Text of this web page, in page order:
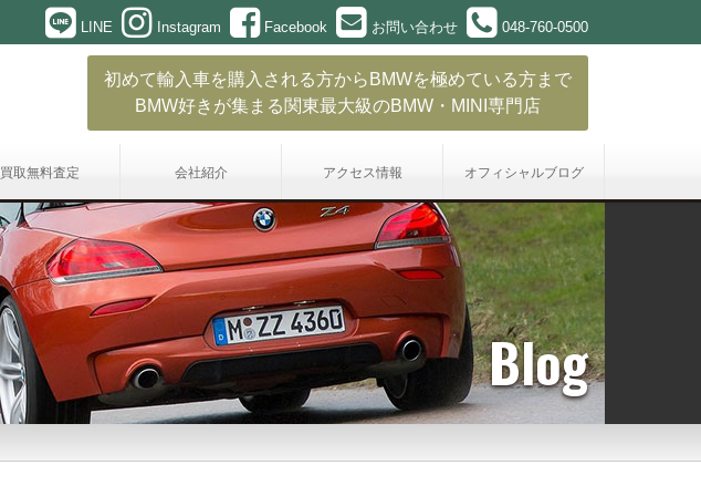
LINE Instagram Facebook お問い合わせ 048-760-0500
初めて輸入車を購入される方からBMWを極めている方まで
BMW好きが集まる関東最大級のBMW・MINI専門店
買取無料査定 会社紹介 アクセス情報 オフィシャルブログ
Blog